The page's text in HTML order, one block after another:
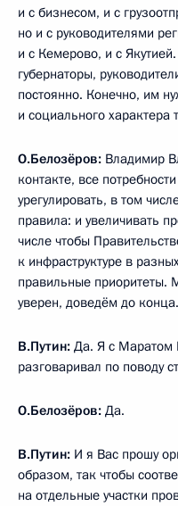
и с бизнесом, и с
но и с руководителями
и с Кемерово, и с Якутией.
губернаторы,
постоянно. Конечно, им
и социального характера
О.Белозёров: Владимир
контакте, все
урегулировать, в том
правила: и увеличивать
числе чтобы
к инфраструктуре в
правильные приоритеты.
уверен, доведём до конца.
В.Путин: Да. Я с Маратом
разговаривал по поводу
О.Белозёров: Да.
В.Путин: И я Вас прошу
образом, так чтобы
на отдельные участки